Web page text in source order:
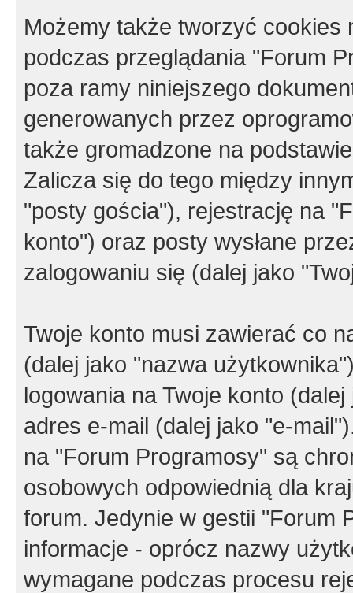
Możemy także tworzyć cookies
podczas przeglądania "Forum
poza ramy niniejszego
generowanych przez
także gromadzone na
Zalicza się do tego między
"posty gościa"), rejestrację na
konto") oraz posty wysłane
zalogowaniu się (dalej jako
Twoje konto musi zawierać co
(dalej jako "nazwa
logowania na Twoje konto
adres e-mail (dalej jako "e-
na "Forum Programosy" są
osobowych odpowiednią dla
forum. Jedynie w gestii "Forum
informacje - oprócz nazwy
wymagane podczas procesu